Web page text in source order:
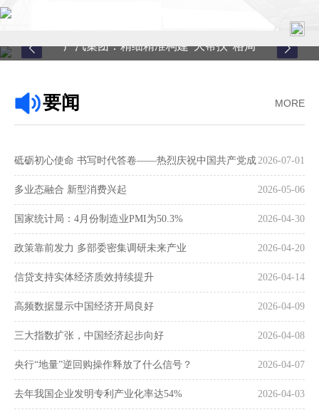
关于中心
县域服务
案例中心
联系我们
在线留言
广汽集团：精细精准构建“大帮扶”格局
MORE
要闻
2026-07-01
砥砺初心使命 书写时代答卷——热烈庆祝中国共产党成
立105周年 2026-05-06
多业态融合 新型消费兴起
2026-04-30
国家统计局：4月份制造业PMI为50.3%
2026-04-20
政策靠前发力 多部委密集调研未来产业
2026-04-14
信贷支持实体经济质效持续提升
2026-04-09
高频数据显示中国经济开局良好
2026-04-08
三大指数扩张，中国经济起步向好
2026-04-07
央行“地量”逆回购操作释放了什么信号？
2026-04-03
去年我国企业发明专利产业化率达54%